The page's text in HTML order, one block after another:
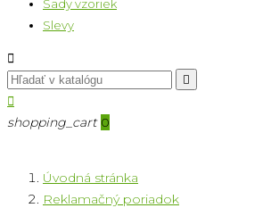
Sady vzoriek
Slevy



shopping_cart 0
Úvodná stránka
Reklamačný poriadok